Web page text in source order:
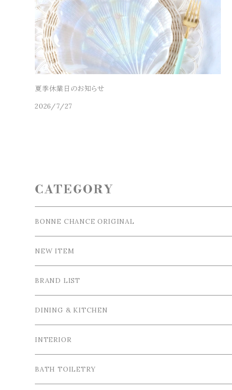
夏季休業日のお知らせ
2026/7/27
CATEGORY
BONNE CHANCE ORIGINAL
NEW ITEM
BRAND LIST
La Ceramica / ラ・セラミカ
Cutipol / クチポール
Bordallo Pinheiro / ボルダロ・ピニェイロ
DINING & KITCHEN
Tableware / 食器
Tea＆Coffee cup / ティー＆コーヒーカップ
Cutlery / カトラリー
INTERIOR
Tray＆Case /トレイ＆小物入れ
BATH TOILETRY